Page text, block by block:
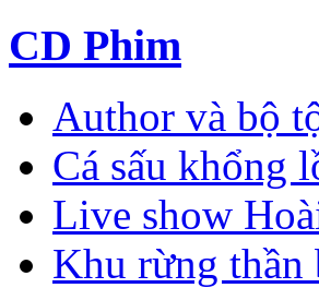
CD Phim
Author và bộ
Cá sấu khổng
Live show
Khu rừng thần